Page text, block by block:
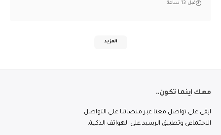
قبل 13 ساعة
المزيد
معك اينما تكون..
ابقى على تواصل معنا عبر منصاتنا على التواصل
الاجتماعي وتطبيق الرشيد على الهواتف الذكية.